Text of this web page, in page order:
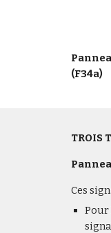
(F34a)
TROIS
Ces
Pour